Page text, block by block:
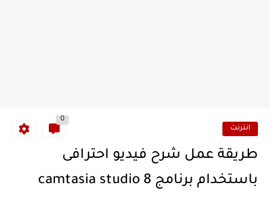
انترنت
0
طريقة عمل شرح فيديو احترافى
باستخدام برنامج camtasia studio 8